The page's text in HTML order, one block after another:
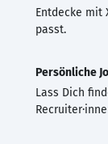
Entdecke mit
passt.
Persönliche
Lass Dich